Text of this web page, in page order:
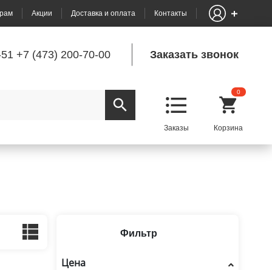
Акции Доставка и оплата Контакты
+7 (473) 200-70-00 Заказать звонок
0
Фильтр
Цена